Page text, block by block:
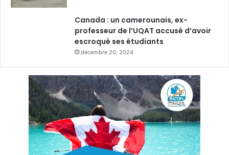
Canada : un camerounais, ex-
professeur de l’UQAT accusé d’avoir
escroqué ses étudiants
décembre 20, 2024